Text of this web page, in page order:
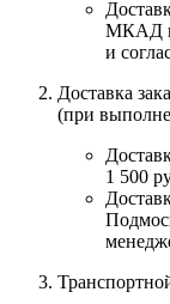
МКАД и
и
Доставка
(при
1 500